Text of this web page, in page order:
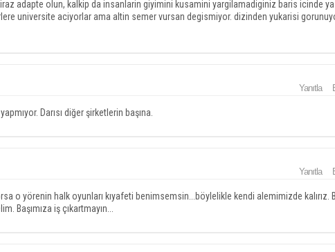
adapte olun, kalkip da insanlarin giyimini kusamini yargilamadiginiz baris icinde
universite aciyorlar ama altin semer vursan degismiyor. dizinden yukarisi
Yanıtla
Darısı diğer şirketlerin başına.
Yanıtla
o yörenin halk oyunları kıyafeti benimsemsin...böylelikle kendi alemimizde kalırız.
Başımıza iş çıkartmayın...